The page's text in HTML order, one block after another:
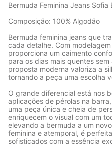
Bermuda Feminina Jeans
Composição: 100% Algodão
Bermuda feminina jeans que
cada detalhe. Com
proporciona um caimento
para os dias mais quentes
proposta moderna valoriza a
tornando a peça uma escolha
O grande diferencial está nos
aplicações de pérolas na
uma peça única e cheia de
enriquecem o visual com um
elevando a bermuda a um
feminina e atemporal, é
sofisticados com a essência